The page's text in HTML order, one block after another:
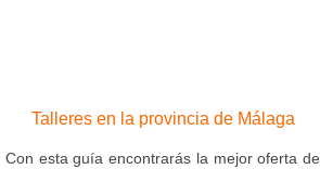
Talleres en la provincia de Málaga
Con esta guía encontrarás la mejor oferta de